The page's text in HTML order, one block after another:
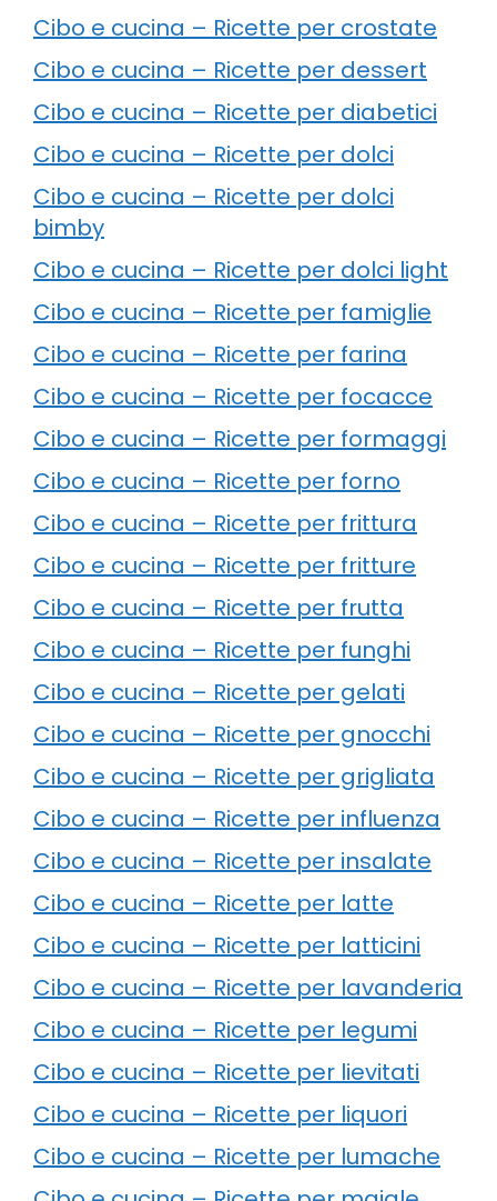
Cibo e cucina – Ricette per crostate
Cibo e cucina – Ricette per dessert
Cibo e cucina – Ricette per diabetici
Cibo e cucina – Ricette per dolci
Cibo e cucina – Ricette per dolci
bimby
Cibo e cucina – Ricette per dolci light
Cibo e cucina – Ricette per famiglie
Cibo e cucina – Ricette per farina
Cibo e cucina – Ricette per focacce
Cibo e cucina – Ricette per formaggi
Cibo e cucina – Ricette per forno
Cibo e cucina – Ricette per frittura
Cibo e cucina – Ricette per fritture
Cibo e cucina – Ricette per frutta
Cibo e cucina – Ricette per funghi
Cibo e cucina – Ricette per gelati
Cibo e cucina – Ricette per gnocchi
Cibo e cucina – Ricette per grigliata
Cibo e cucina – Ricette per influenza
Cibo e cucina – Ricette per insalate
Cibo e cucina – Ricette per latte
Cibo e cucina – Ricette per latticini
Cibo e cucina – Ricette per lavanderia
Cibo e cucina – Ricette per legumi
Cibo e cucina – Ricette per lievitati
Cibo e cucina – Ricette per liquori
Cibo e cucina – Ricette per lumache